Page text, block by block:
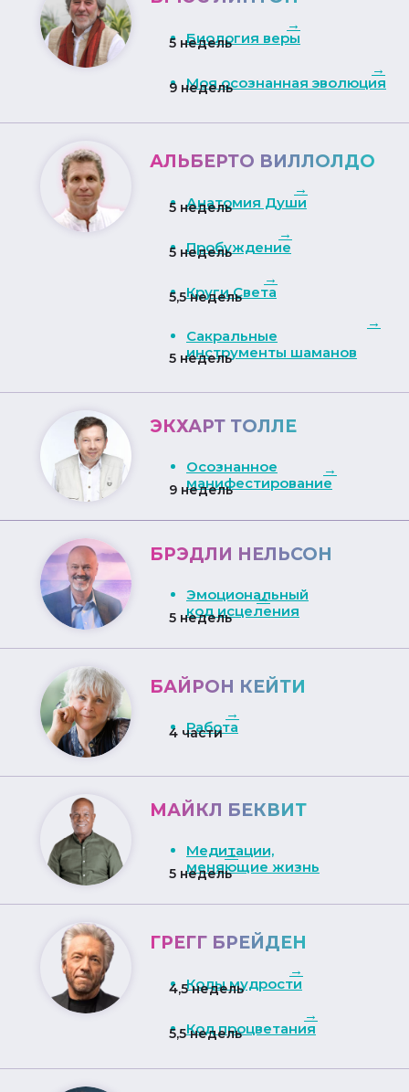
Биология веры
Моя осознанная эволюция
5 недель
9 недель
АЛЬБЕРТО ВИЛЛОЛДО
Анатомия Души
Пробуждение
5 недель
5 недель
Круги Света
Сакральные
инструменты шаманов
5,5 недель
5 недель
ЭКХАРТ ТОЛЛЕ
Осознанное
манифестирование
9 недель
БРЭДЛИ НЕЛЬСОН
Эмоциональный
код исцеления
5 недель
БАЙРОН КЕЙТИ
Работа
4 части
МАЙКЛ БЕКВИТ
Медитации,
меняющие жизнь
5 недель
ГРЕГГ БРЕЙДЕН
Коды мудрости
Код процветания
4,5 недель
5,5 недель
→
→
→
→
→
→
→
→
→
→
→
→